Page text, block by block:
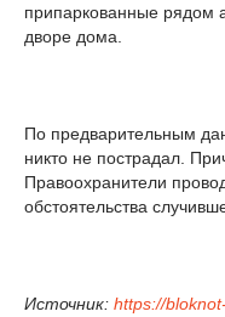
припаркованные рядом
дворе дома.
По предварительным
никто не пострадал.
Правоохранители
обстоятельства
Источник: https://